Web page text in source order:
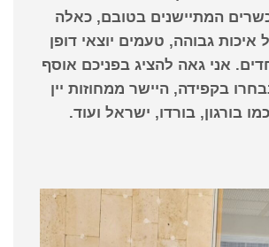
המתיישנים בטובם, כאלה
גבוהה, טעמים יוצאי דופן
אני גאה להציג בפניכם אוסף
בקפידה, היישר ממחוזות יין
בורגון, בורדו, ישראל ועוד.